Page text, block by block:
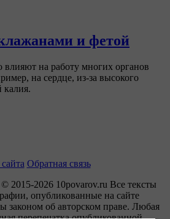
и фетой
влияют на работу многих органов
на сердце, из-за высокого
калия.
Обратная связь
2015-2026 10povarov.ru Все тексты
опубликованные на сайте
законом об авторском праве. Любая